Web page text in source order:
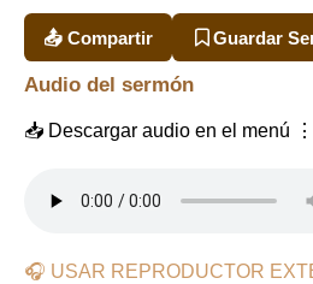
📤 Compartir Guardar
Audio del sermón
📥 Descargar audio en el menú
🎧 USAR REPRODUCTOR